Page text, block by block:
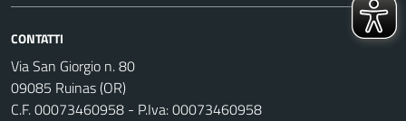
CONTATTI
Via San Giorgio n. 80
09085 Ruinas (OR)
C.F. 00073460958 - P.Iva: 00073460958